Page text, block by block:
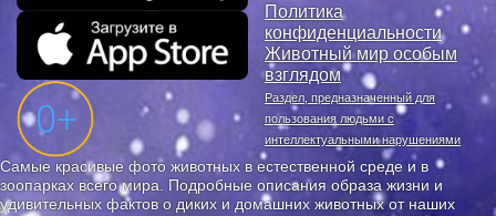
Политика
конфиденциальности
Животный мир особым
взглядом
Раздел, предназначенный для
пользования людьми с
интеллектуальными нарушениями
Самые красивые фото животных в естественной среде и в
зоопарках всего мира. Подробные описания образа жизни и
удивительных фактов о диких и домашних животных от наших